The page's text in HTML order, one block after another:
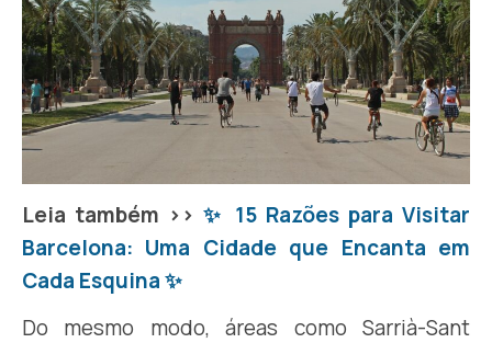
Leia também >>✨ 15 Razões para Visitar
Barcelona: Uma Cidade que Encanta em
Cada Esquina ✨
Do mesmo modo, áreas como Sarrià-Sant